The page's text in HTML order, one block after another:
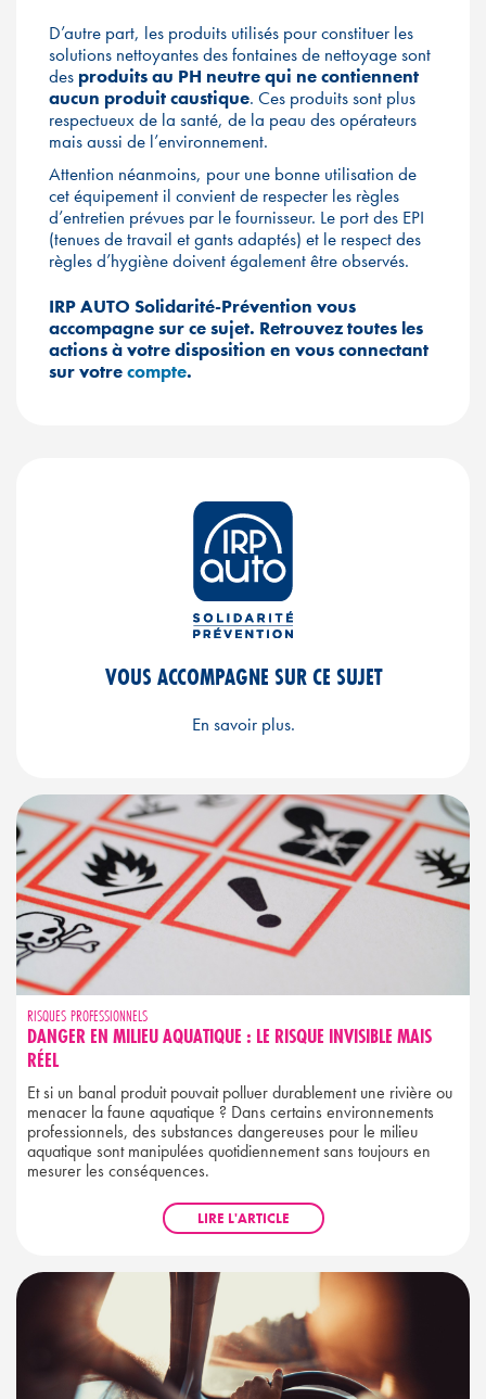
D’autre part, les produits utilisés pour constituer les
solutions nettoyantes des fontaines de nettoyage sont
des produits au PH neutre qui ne contiennent
aucun produit caustique. Ces produits sont plus
respectueux de la santé, de la peau des opérateurs
mais aussi de l’environnement.
Attention néanmoins, pour une bonne utilisation de
cet équipement il convient de respecter les règles
d’entretien prévues par le fournisseur. Le port des EPI
(tenues de travail et gants adaptés) et le respect des
règles d’hygiène doivent également être observés.
IRP AUTO Solidarité-Prévention vous
accompagne sur ce sujet. Retrouvez toutes les
actions à votre disposition en vous connectant
survotrecompte.
VOUS ACCOMPAGNE SUR CE SUJET
En savoir plus.
RISQUES PROFESSIONNELS
DANGER EN MILIEU AQUATIQUE : LE RISQUE INVISIBLE MAIS
RÉEL
Et si un banal produit pouvait polluer durablement une rivière ou
menacer la faune aquatique ? Dans certains environnements
professionnels, des substances dangereuses pour le milieu
aquatique sont manipulées quotidiennement sans toujours en
mesurer les conséquences.
LIRE L'ARTICLE